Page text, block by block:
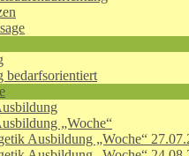
bedarfsorientiert
„Woche“
Ausbildung „Woche“